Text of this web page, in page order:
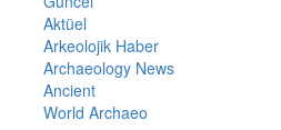
Aktüel
Arkeolojik Haber
Archaeology News
Ancient
World Archaeo